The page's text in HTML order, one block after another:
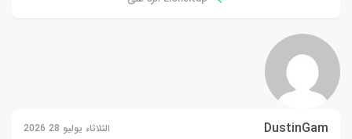
DustinGam الثلاثاء يوليو 28 2026